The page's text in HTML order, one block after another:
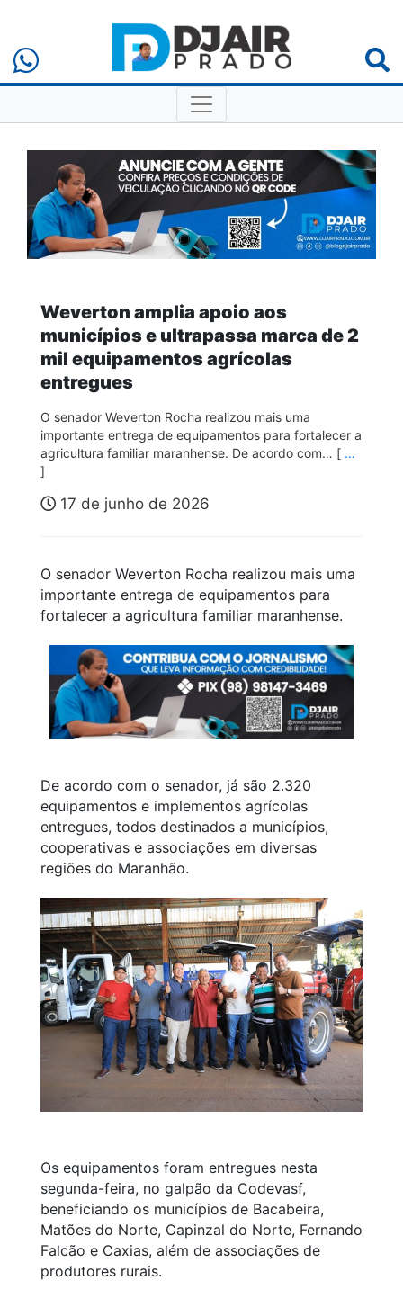
Weverton amplia apoio aos
municípios e ultrapassa marca de 2
mil equipamentos agrícolas
entregues
O senador Weverton Rocha realizou mais uma
importante entrega de equipamentos para fortalecer a
agricultura familiar maranhense. De acordo com… [ …
]
17 de junho de 2026
O senador Weverton Rocha realizou mais uma
importante entrega de equipamentos para
fortalecer a agricultura familiar maranhense.
De acordo com o senador, já são 2.320
equipamentos e implementos agrícolas
entregues, todos destinados a municípios,
cooperativas e associações em diversas
regiões do Maranhão.
Os equipamentos foram entregues nesta
segunda-feira, no galpão da Codevasf,
beneficiando os municípios de Bacabeira,
Matões do Norte, Capinzal do Norte, Fernando
Falcão e Caxias, além de associações de
produtores rurais.